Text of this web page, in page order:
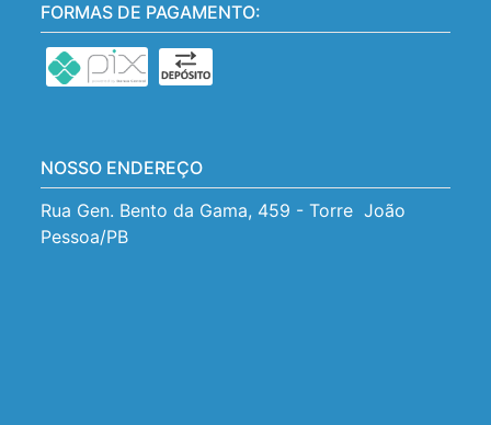
FORMAS DE PAGAMENTO:
NOSSO ENDEREÇO
Rua Gen. Bento da Gama, 459 - Torre  João
Pessoa/PB